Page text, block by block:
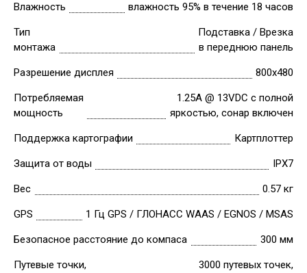
Влажность
влажность 95% в течение 18 часов
Тип
монтажа
Подставка / Врезка
в переднюю панель
Разрешение дисплея 800х480
Потребляемая
мощность
1.25A @ 13VDC с полной
яркостью, сонар включен
Поддержка картографии Картплоттер
Защита от воды IPX7
Вес 0.57 кг
GPS 1 Гц GPS / ГЛОНАСС WAAS / EGNOS / MSAS
Безопасное расстояние до компаса 300 мм
Путевые точки,
3000 путевых точек,